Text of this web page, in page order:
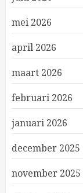
mei 2026
april 2026
maart 2026
februari 2026
januari 2026
december 2025
november 2025